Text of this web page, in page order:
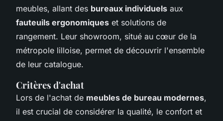
meubles, allant des bureaux individuels aux
fauteuils ergonomiques et solutions de
rangement. Leur showroom, situé au cœur de la
métropole lilloise, permet de découvrir l'ensemble
de leur catalogue.
Critères d'achat
Lors de l'achat de meubles de bureau modernes,
il est crucial de considérer la qualité, le confort et